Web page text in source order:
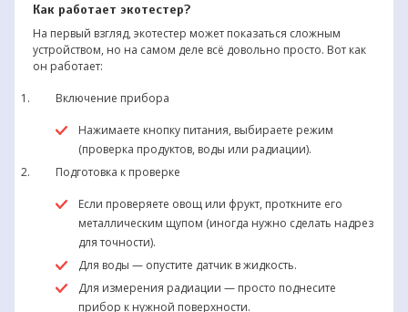
Как работает экотестер?
На первый взгляд, экотестер может показаться сложным
устройством, но на самом деле всё довольно просто. Вот как
он работает:
Включение прибора
Нажимаете кнопку питания, выбираете режим
(проверка продуктов, воды или радиации).
Подготовка к проверке
Если проверяете овощ или фрукт, проткните его
металлическим щупом (иногда нужно сделать надрез
для точности).
Для воды — опустите датчик в жидкость.
Для измерения радиации — просто поднесите
прибор к нужной поверхности.